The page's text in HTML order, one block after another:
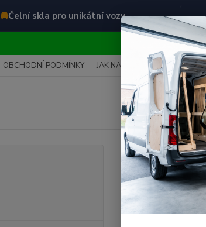
🚘Čelní skla pro unikátní vozy
OBCHODNÍ PODMÍNKY JAK NAKUPOVAT
Úvod Seat
Čelní